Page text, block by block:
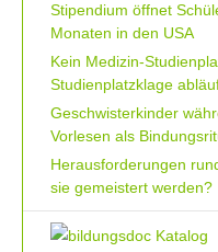
Stipendium öffnet
Monaten in den USA
Kein Medizin-
Studienplatzklage
Geschwisterkinder
Vorlesen als
Herausforderungen
sie gemeistert werden?